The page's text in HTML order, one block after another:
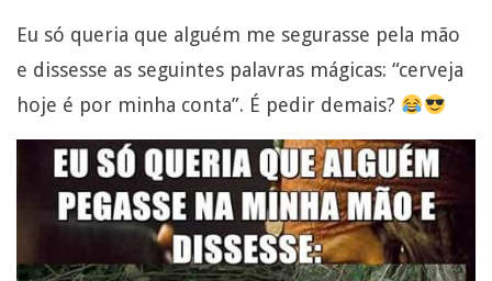
Eu só queria que alguém me segurasse pela mão
e dissesse as seguintes palavras mágicas: “cerveja
hoje é por minha conta”. É pedir demais?